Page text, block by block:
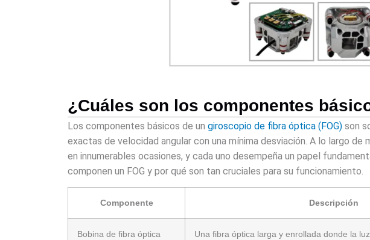
¿Cuáles son los componentes
Los componentes básicos de un giroscopio de fibra óptica (FOG) son
exactas de velocidad angular con una mínima desviación. A lo largo
en innumerables ocasiones, y cada uno desempeña un papel
componen un FOG y por qué son tan cruciales para su funcionamiento.
Componente Descripción
Bobina de fibra óptica
Una fibra óptica larga y enrollada donde la